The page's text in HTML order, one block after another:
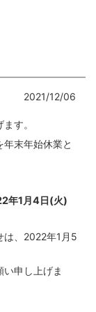
2021/12/06
す。
末年始休業と
1月4日(火)
、 2022年1月5
申し上げま